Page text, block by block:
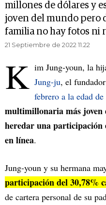
millones de dólares y
joven del mundo pero
familia no hay fotos ni
21 Septiembre de 2022 11.22
K im Jung-youn, la
Jung-ju, el
febrero a la edad
multimillonaria más joven
heredar una participación
en línea.
Jung-youn y su hermana
participación del 30,78%
de cartera personal de su